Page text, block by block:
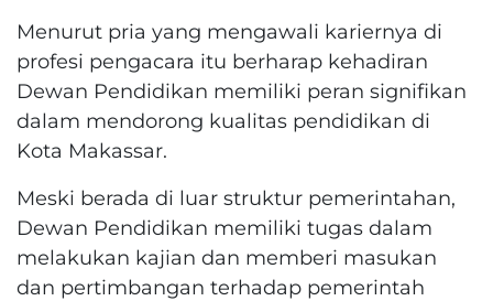
Menurut pria yang mengawali kariernya di
profesi pengacara itu berharap kehadiran
Dewan Pendidikan memiliki peran signifikan
dalam mendorong kualitas pendidikan di
Kota Makassar.
Meski berada di luar struktur pemerintahan,
Dewan Pendidikan memiliki tugas dalam
melakukan kajian dan memberi masukan
dan pertimbangan terhadap pemerintah